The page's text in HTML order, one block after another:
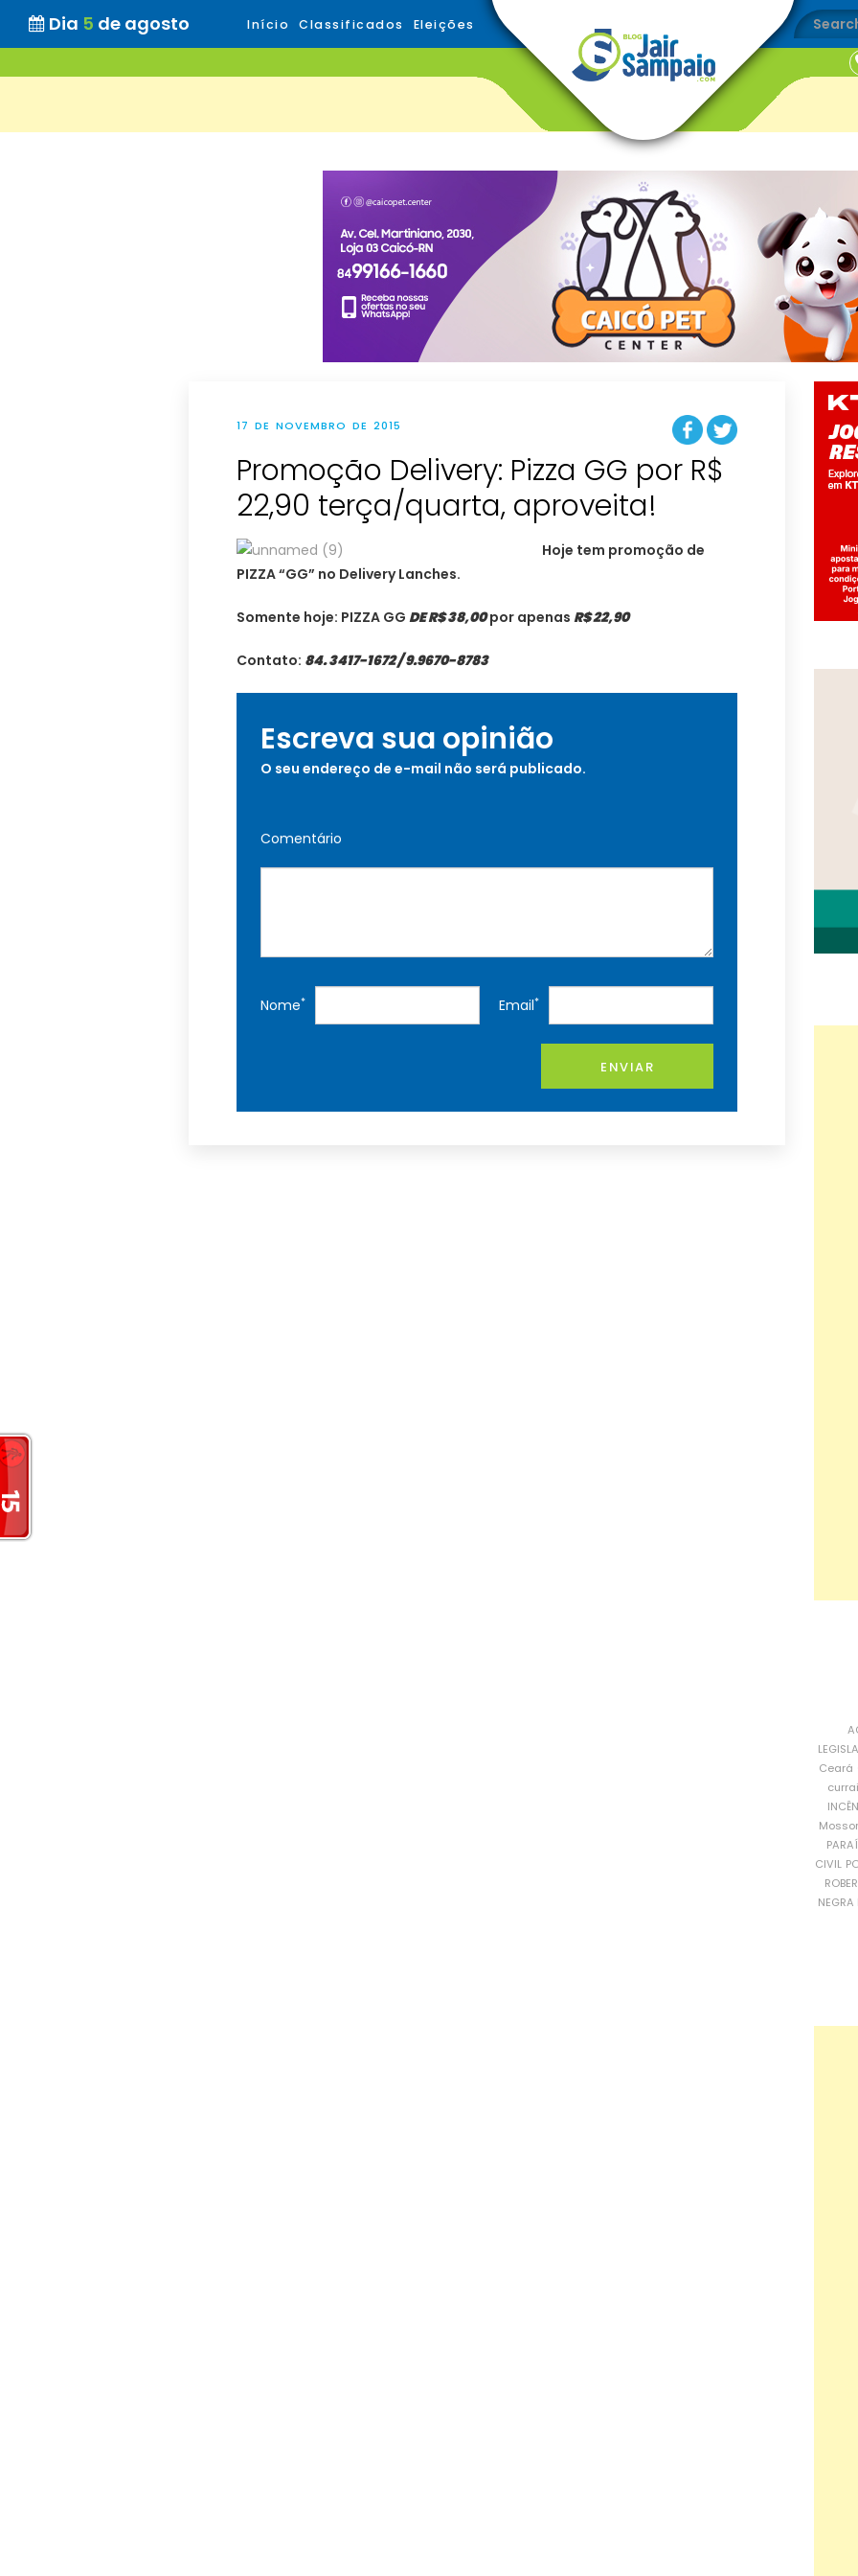
Dia 5 de agosto Início Classificados Eleições
17 DE NOVEMBRO DE 2015
Promoção Delivery: Pizza GG por R$
22,90 terça/quarta, aproveita!
Hoje tem promoção de
PIZZA “GG” no Delivery Lanches.
Somente hoje: PIZZA GG DE R$ 38,00por apenas R$ 22,90
Contato: 84. 3417-1672 / 9.9670-8783
Escreva sua opinião
O seu endereço de e-mail não será publicado.
Comentário
Nome* Email*
ENVIAR
Ceará
CIVIL
NEGRA